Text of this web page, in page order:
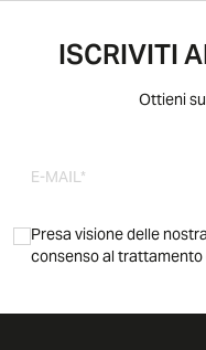
ISCRIVITI
Ottieni
Presa visione delle nostra
consenso al